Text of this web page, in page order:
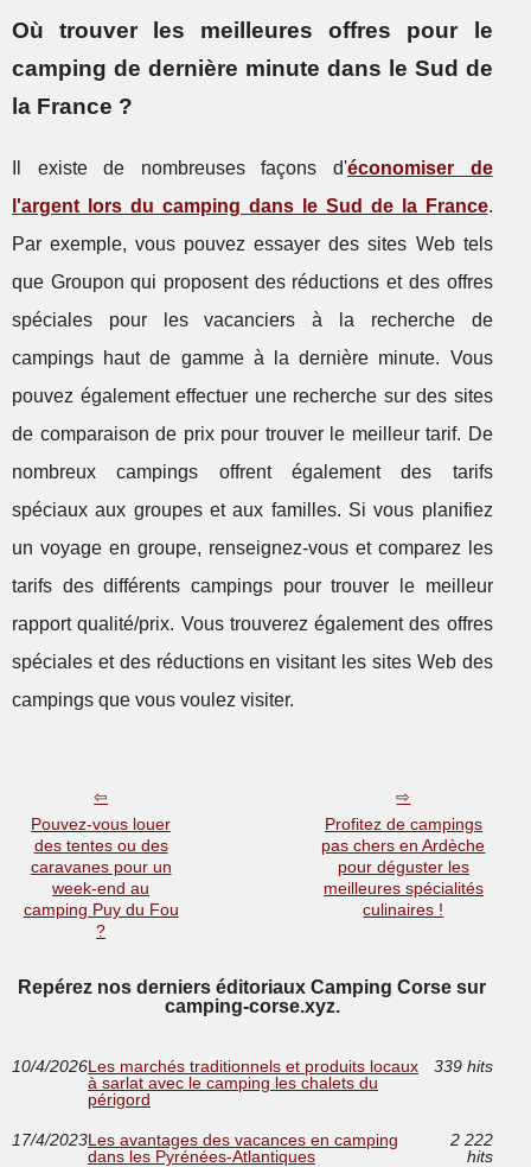
Où trouver les meilleures offres pour le
camping de dernière minute dans le Sud de
la France ?
Il existe de nombreuses façons d'économiser de
l'argent lors du camping dans le Sud de la France.
Par exemple, vous pouvez essayer des sites Web tels
que Groupon qui proposent des réductions et des offres
spéciales pour les vacanciers à la recherche de
campings haut de gamme à la dernière minute. Vous
pouvez également effectuer une recherche sur des sites
de comparaison de prix pour trouver le meilleur tarif. De
nombreux campings offrent également des tarifs
spéciaux aux groupes et aux familles. Si vous planifiez
un voyage en groupe, renseignez-vous et comparez les
tarifs des différents campings pour trouver le meilleur
rapport qualité/prix. Vous trouverez également des offres
spéciales et des réductions en visitant les sites Web des
campings que vous voulez visiter.
Pouvez-vous louer
des tentes ou des
caravanes pour un
week-end au
camping Puy du Fou
?
Profitez de campings
pas chers en Ardèche
pour déguster les
meilleures spécialités
culinaires !
Repérez nos derniers éditoriaux Camping Corse sur
camping-corse.xyz.
10/4/2026Les marchés traditionnels et produits locaux
à sarlat avec le camping les chalets du
périgord
339 hits
17/4/2023Les avantages des vacances en camping
dans les Pyrénées-Atlantiques
2 222
hits